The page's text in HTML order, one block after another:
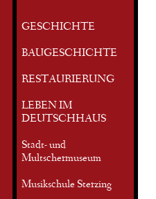
GESCHICHTE
BAUGESCHICHTE
RESTAURIERUNG
LEBEN IM
DEUTSCHHAUS
Stadt- und
Multschermuseum
Musikschule Sterzing